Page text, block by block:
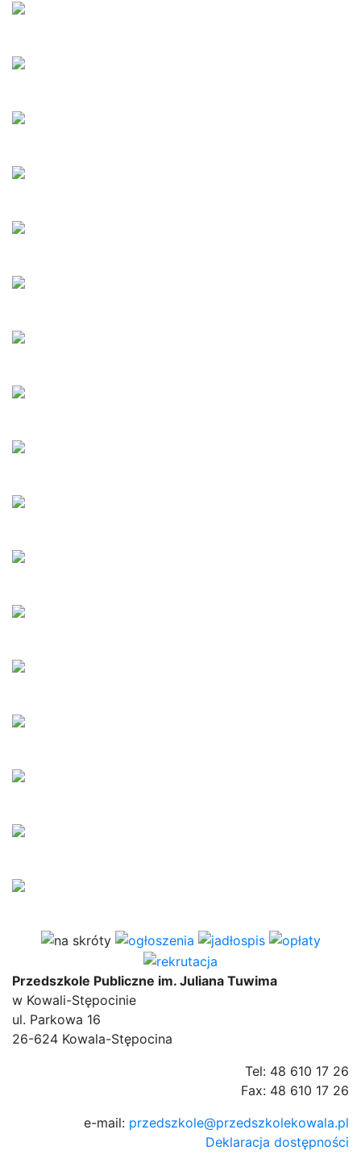
Przedszkole Publiczne im. Juliana Tuwima
w Kowali-Stępocinie
ul. Parkowa 16
26-624 Kowala-Stępocina
Tel: 48 610 17 26
Fax: 48 610 17 26
e-mail: przedszkole@przedszkolekowala.pl
Deklaracja dostępności